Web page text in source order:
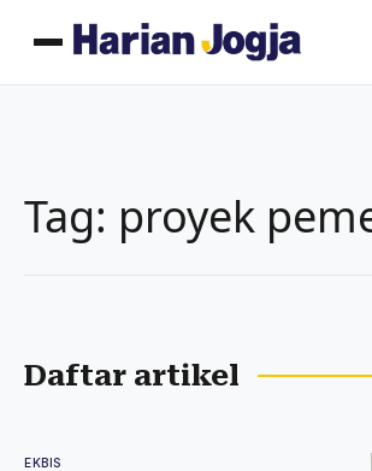
Tag: proyek
Daftar artikel
EKBIS